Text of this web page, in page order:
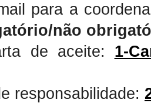
para a
não
aceite: 1-